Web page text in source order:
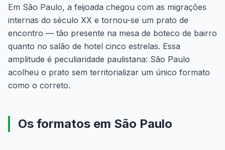
Em São Paulo, a feijoada chegou com as migrações
internas do século XX e tornou-se um prato de
encontro — tão presente na mesa de boteco de bairro
quanto no salão de hotel cinco estrelas. Essa
amplitude é peculiaridade paulistana: São Paulo
acolheu o prato sem territorializar um único formato
como o correto.
Os formatos em São Paulo